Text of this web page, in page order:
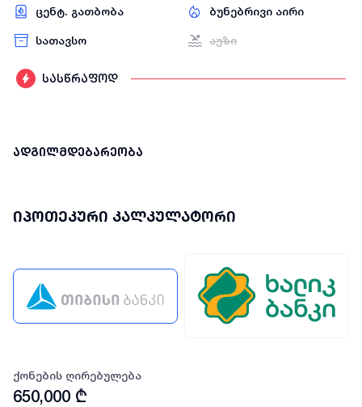
ცენტ. გათბობა ბუნებრივი აირი
სათავსო აუზი
სასწრაფოდ
ადგილმდებარეობა
იპოთეკური კალკულატორი
ქონების ღირებულება
650,000 ₾